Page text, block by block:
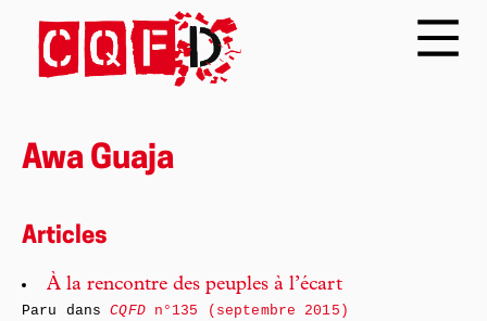
Awa Guaja
Articles
À la rencontre des peuples à l’écart
Paru dansCQFDn°135 (septembre 2015)